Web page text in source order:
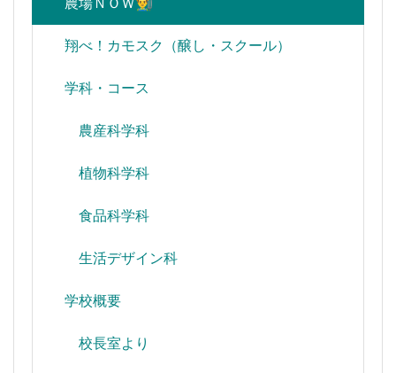
翔べ！カモスク（醸し・スクール）
学科・コース
農産科学科
植物科学科
食品科学科
生活デザイン科
学校概要
校長室より